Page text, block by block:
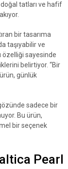
tatları ve hafif
bir tasarıma
taşıyabilir ve
özelliği sayesinde
belirtiyor. “Bir
günlük
sadece bir
Bu ürün,
bir seçenek
Pearl